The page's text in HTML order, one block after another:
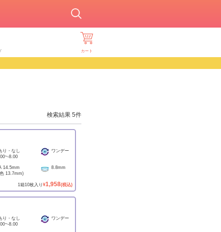
カート
検索結果 5件
り・なし
~-8.00
ワンデー
14.5mm
13.7mm)
8.8mm
1箱10枚入り ¥1,958(税込)
り・なし
~-8.00
ワンデー